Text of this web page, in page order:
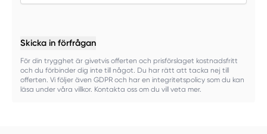
Skicka in förfrågan
För din trygghet är givetvis offerten och prisförslaget kostnadsfritt
och du förbinder dig inte till något. Du har rätt att tacka nej till
offerten. Vi följer även GDPR och har en integritetspolicy som du kan
läsa under våra villkor. Kontakta oss om du vill veta mer.